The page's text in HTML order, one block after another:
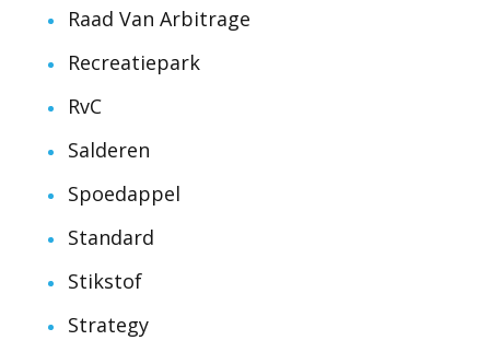
Raad Van Arbitrage
Recreatiepark
RvC
Salderen
Spoedappel
Standard
Stikstof
Strategy